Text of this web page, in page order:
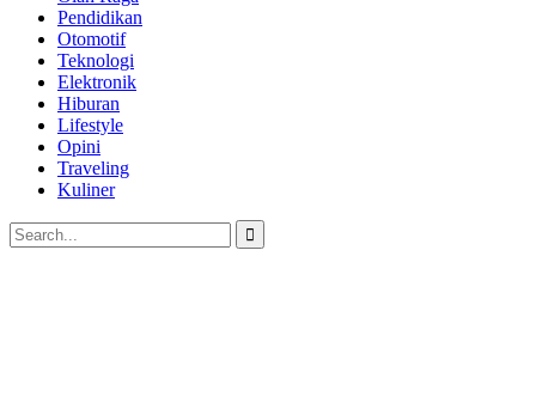
Pendidikan
Otomotif
Teknologi
Elektronik
Hiburan
Lifestyle
Opini
Traveling
Kuliner